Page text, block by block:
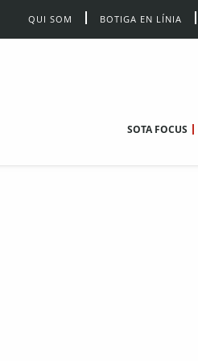
QUI SOM BOTIGA EN LÍNIA
SOTA FOCUS